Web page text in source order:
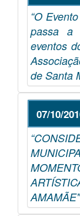
“O
passa a
eventos
de Santa
07/10/
AMAMÃE"